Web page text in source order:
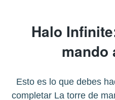
Halo
mando
Esto es lo que debes
completar La torre de